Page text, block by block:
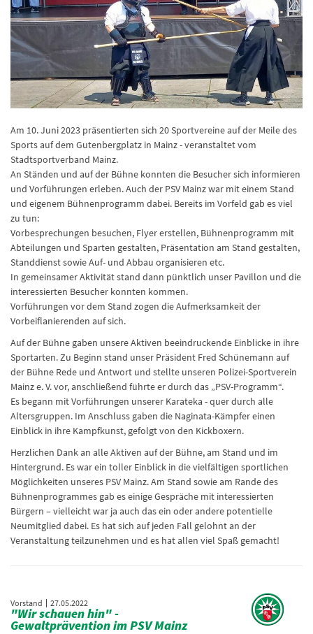
Am 10. Juni 2023 präsentierten sich 20 Sportvereine auf der Meile des
Sports auf dem Gutenbergplatz in Mainz - veranstaltet vom
Stadtsportverband Mainz.
An Ständen und auf der Bühne konnten die Besucher sich informieren
und Vorführungen erleben. Auch der PSV Mainz war mit einem Stand
und eigenem Bühnenprogramm dabei. Bereits im Vorfeld gab es viel
zu tun:
Vorbesprechungen besuchen, Flyer erstellen, Bühnenprogramm mit
Abteilungen und Sparten gestalten, Präsentation am Stand gestalten,
Standdienst sowie Auf- und Abbau organisieren etc.
In gemeinsamer Aktivität stand dann pünktlich unser Pavillon und die
interessierten Besucher konnten kommen.
Vorführungen vor dem Stand zogen die Aufmerksamkeit der
Vorbeiflanierenden auf sich.
Auf der Bühne gaben unsere Aktiven beeindruckende Einblicke in ihre
Sportarten. Zu Beginn stand unser Präsident Fred Schünemann auf
der Bühne Rede und Antwort und stellte unseren Polizei-Sportverein
Mainz e. V. vor, anschließend führte er durch das „PSV-Programm“.
Es begann mit Vorführungen unserer Karateka - quer durch alle
Altersgruppen. Im Anschluss gaben die Naginata-Kämpfer einen
Einblick in ihre Kampfkunst, gefolgt von den Kickboxern.
Herzlichen Dank an alle Aktiven auf der Bühne, am Stand und im
Hintergrund. Es war ein toller Einblick in die vielfältigen sportlichen
Möglichkeiten unseres PSV Mainz. Am Stand sowie am Rande des
Bühnenprogrammes gab es einige Gespräche mit interessierten
Bürgern – vielleicht war ja auch das ein oder andere potentielle
Neumitglied dabei. Es hat sich auf jeden Fall gelohnt an der
Veranstaltung teilzunehmen und es hat allen viel Spaß gemacht!
Vorstand 27.05.2022
"Wir schauen hin" -
Gewaltprävention im PSV Mainz